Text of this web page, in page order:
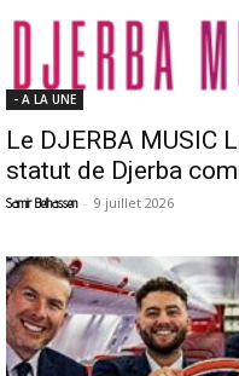
- A LA UNE
Le DJERBA MUSIC
statut de Djerba
Samir Belhassen - 9 juillet 2026